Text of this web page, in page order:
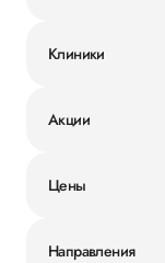
Клиники
Акции
Цены
Направления